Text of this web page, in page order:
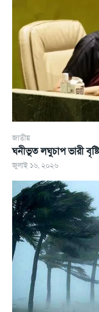
জাতীয়
ঘনীভূত লঘুচাপ ভারী
জুলাই ১৬, ২০২৬